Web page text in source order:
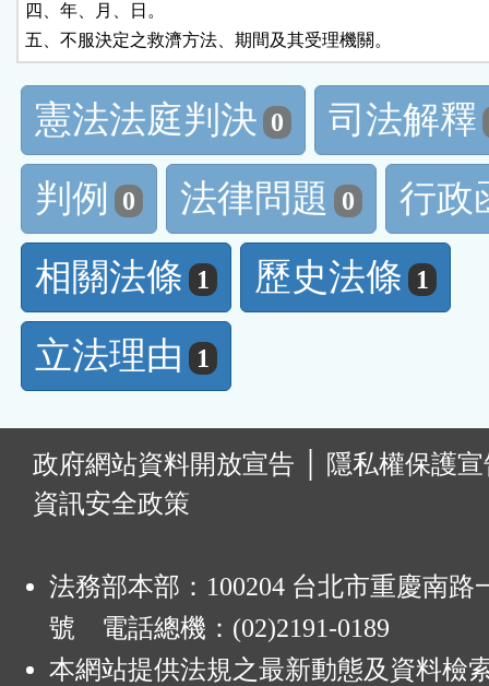
四、年、月、日。
五、不服決定之救濟方法、期間及其受理機關。
憲法法庭判決 0
司法解釋
判例
0 法律問題 0
行政
相關法條
1 歷史法條 1
立法理由 1
政府網站資料開放宣告
隱私權保護
資訊安全政策
法務部本部：100204 台北市重慶南路
號 電話總機：(02)2191-0189
本網站提供法規之最新動態及資料檢